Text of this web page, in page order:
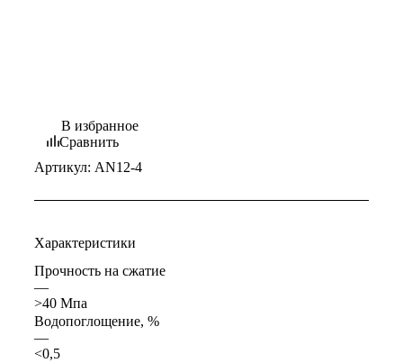
В избранное
Сравнить
Артикул: AN12-4
Характеристики
Прочность на сжатие
—
>40 Мпа
Водопоглощение, %
—
<0,5